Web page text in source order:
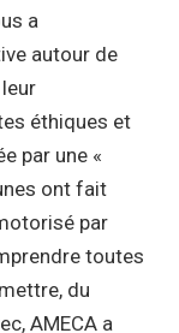
a
autour de
éthiques et
par une «
ont fait
par
toutes
du
AMECA a